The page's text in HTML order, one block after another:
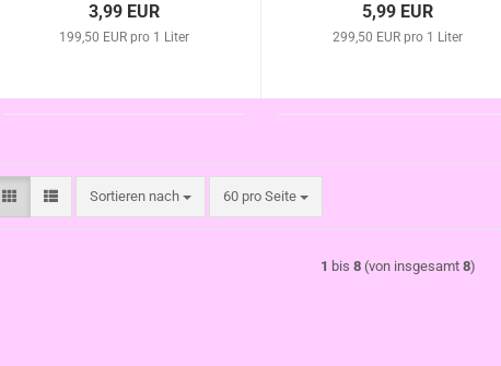
3,99 EUR
199,50 EUR pro 1 Liter
B8550 komp. HP364XL
m. Chip/Füllstand
5,99 EUR
299,50 EUR pro 1 Liter
Sortieren nach
Sortieren nach 60 pro Seite
pro Seite
1 bis 8 (von insgesamt 8)